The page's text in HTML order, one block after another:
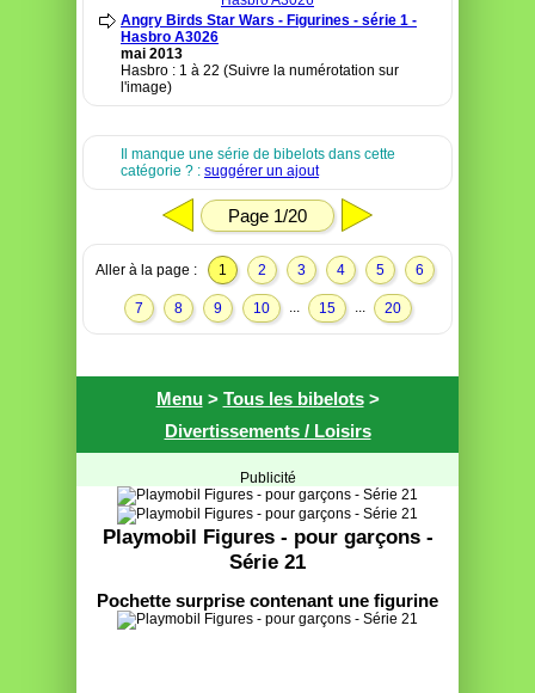
Angry Birds Star Wars - Figurines - série 1 -
Hasbro A3026
mai 2013
Hasbro : 1 à 22 (Suivre la numérotation sur
l'image)
Il manque une série de bibelots dans cette
catégorie ? : suggérer un ajout
Page 1/20
Aller à la page : 1 2 3 4 5 6
7 8 9 10 ... 15 ... 20
Menu> Tous les bibelots>
Divertissements / Loisirs
Publicité
Playmobil Figures - pour garçons -
Série 21
Pochette surprise contenant une figurine